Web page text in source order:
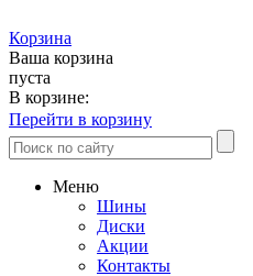
Корзина
Ваша корзина
пуста
В корзине:
Перейти в корзину
Меню
Шины
Диски
Акции
Контакты